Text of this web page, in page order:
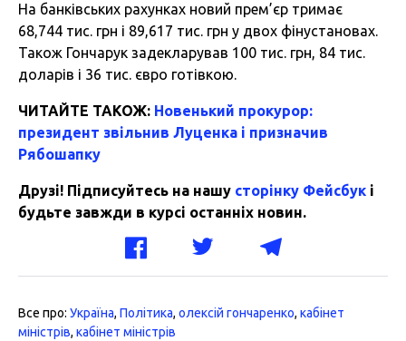
На банківських рахунках новий прем’єр тримає
68,744 тис. грн і 89,617 тис. грн у двох фінустановах.
Також Гончарук задекларував 100 тис. грн, 84 тис.
доларів і 36 тис. євро готівкою.
ЧИТАЙТЕ ТАКОЖ: Новенький прокурор:
президент звільнив Луценка і призначив
Рябошапку
Друзі! Підписуйтесь на нашу сторінку Фейсбук і
будьте завжди в курсі останніх новин.
Все про: Україна, Політика, олексій гончаренко, кабінет
міністрів, кабінет міністрів